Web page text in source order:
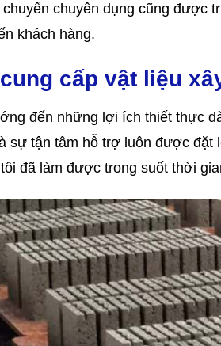
chuyên dụng cũng được
khách hàng.
cấp vật liệu
đến những lợi ích thiết thực
sự tận tâm hỗ trợ luôn được
đã làm được trong suốt thời